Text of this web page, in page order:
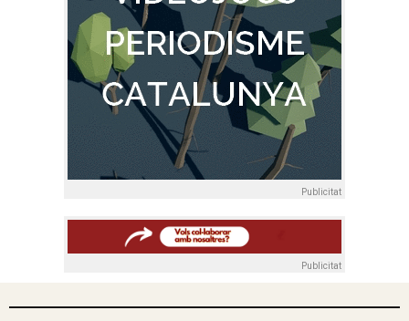
Publicitat
Publicitat